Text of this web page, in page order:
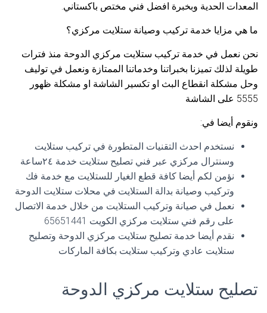
المعدات الحدية وبخبرة افضل فني مختص باكستاني.
ما هي مزايا خدمة تركيب وصيانة ستلايت مركزي؟
نحن نعمل في خدمة تركيب ستلايت مركزي الدوحة منذ فترات
طويلة لذلك تميزنا بخبراتنا وخدماتنا الممتازة ونعمل في توليف
وحل مشكلة انقطاع البث او تكسير الشاشة او مشكلة ظهور
5555 على الشاشة
ونقوم أيضا في:
نستخدم احدث التقنيات المتطورة في تركيب ستلايت
وسنترال مركزي عبر فني تصليح ستلايت خدمة ٢٤ساعة
نؤمن لكم أيضا كافة قطع الغيار للستلايت مع خدمة فك
وتركيب وصيانة بدالة الستلايت في محلات ستلايت الدوحة
نعمل في صيانة وتركيب الستلايت من خلال خدمة الاتصال
على رقم فني ستلايت مركزي الكويت 65651441
نقدم أيضا خدمة تصليح ستلايت مركزي الدوحة وتصليح
ستلايت عادي وتركيب ستلايت بكافة الماركات
تصليح ستلايت مركزي الدوحة